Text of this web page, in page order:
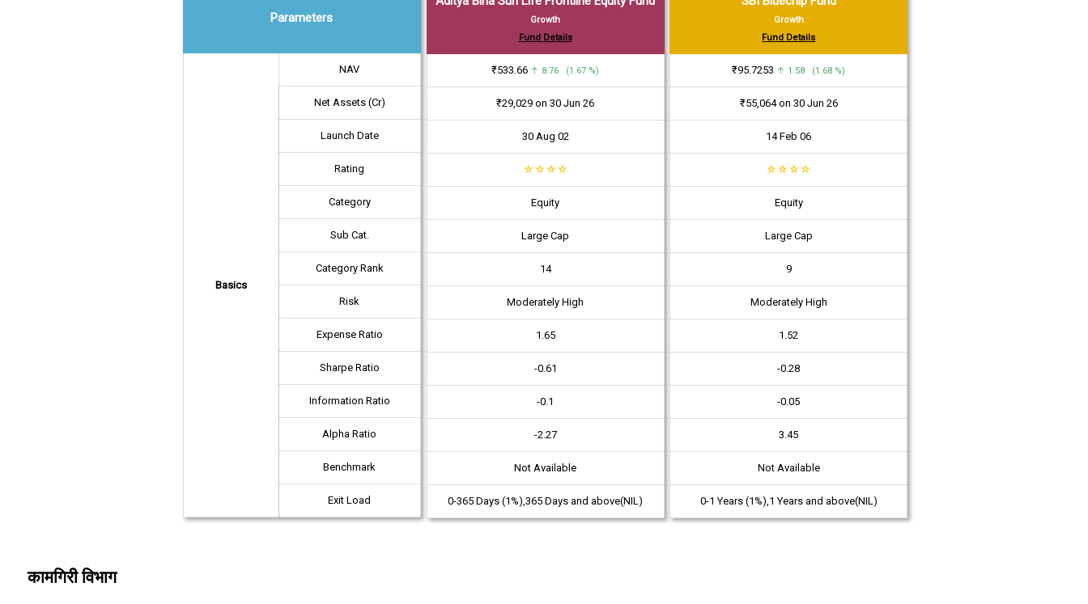
Parameters
Basics
NAV
Net Assets (Cr)
Launch Date
Rating
Category
Sub Cat.
Category Rank
Risk
Expense Ratio
Sharpe Ratio
Information Ratio
Alpha Ratio
Benchmark
Exit Load
Growth
Fund Details
₹533.66 ↑ 8.76 (1.67 %)
₹29,029 on 30 Jun 26
30 Aug 02
☆ ☆ ☆ ☆
Equity
Large Cap
14
Moderately High
1.65
-0.61
-0.1
-2.27
Not Available
0-365 Days (1%),365 Days and above(NIL)
Growth
Fund Details
₹95.7253 ↑ 1.58 (1.68 %)
₹55,064 on 30 Jun 26
14 Feb 06
☆ ☆ ☆ ☆
Equity
Large Cap
9
Moderately High
1.52
-0.28
-0.05
3.45
Not Available
0-1 Years (1%),1 Years and above(NIL)
कामगिरी विभाग